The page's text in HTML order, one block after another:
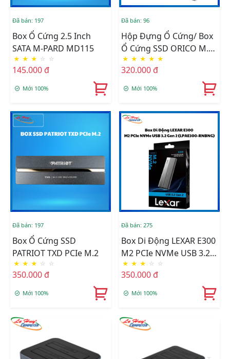
Đã bán: 197
Box Ổ Cứng 2.5 Inch
SATA M-PARD MD115
★ ★ ★ ☆ ☆
145.000 đ
Mới 100%
Đã bán: 96
Hộp Đựng Ổ Cứng/ Box
Ổ Cứng SSD ORICO M.2
SATA Type C To USB-A
(PDDM2C3-BK-EP) Black
★ ★ ★ ★ ★
320.000 đ
Mới 100%
Đã bán: 197
Box Ổ Cứng SSD
PATRIOT TXD PCIe M.2
★ ★ ★ ☆ ☆
350.000 đ
Mới 100%
Đã bán: 275
Box Di Động LEXAR E300
M2 PCIe NVMe USB 3.2
Gen 2 LPAE300-RNBNG
★ ★ ★ ☆ ☆
350.000 đ
Mới 100%